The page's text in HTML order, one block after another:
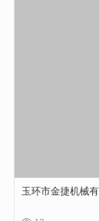
玉环市金捷机械